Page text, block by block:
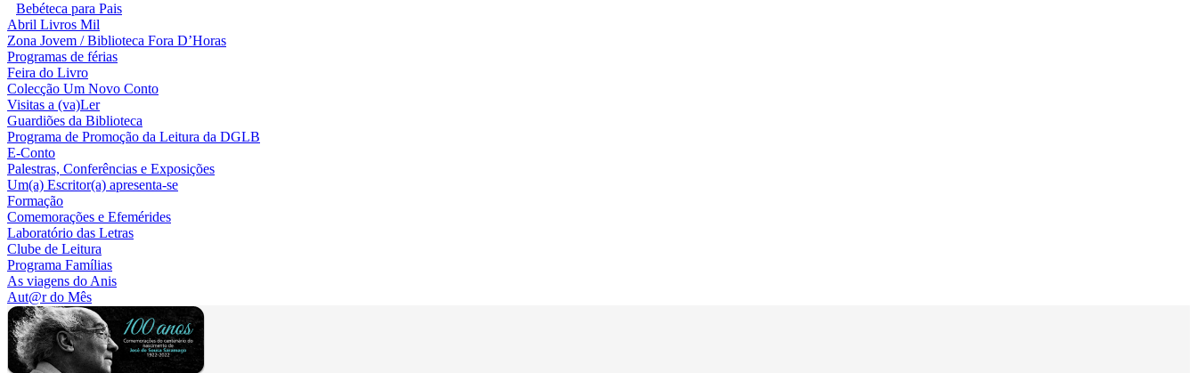
Bebéteca para Pais
Abril Livros Mil
Zona Jovem / Biblioteca Fora D’Horas
Programas de férias
Feira do Livro
Colecção Um Novo Conto
Visitas a (va)Ler
Guardiões da Biblioteca
Programa de Promoção da Leitura da DGLB
E-Conto
Palestras, Conferências e Exposições
Um(a) Escritor(a) apresenta-se
Formação
Comemorações e Efemérides
Laboratório das Letras
Clube de Leitura
Programa Famílias
As viagens do Anis
Aut@r do Mês